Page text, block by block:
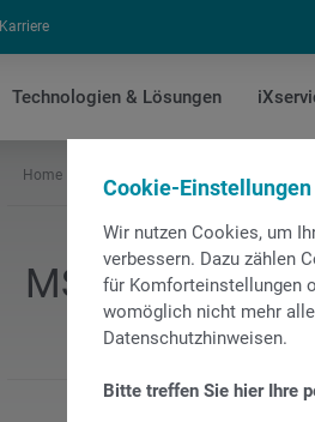
Cookie-Einstellungen
Wir nutzen Cookies, um
verbessern. Dazu zählen
für Komforteinstellungen
womöglich nicht mehr
Datenschutzhinweisen.
Bitte treffen Sie hier Ihre
Karriere
Technologien & Lösungen
Home Vorabdokumentation
MS32-6